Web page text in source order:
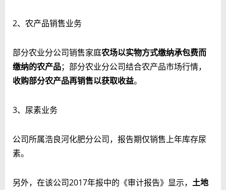
2、农产品销售业务
部分农业分公司销售家庭农场以实物方式缴纳承包费而
缴纳的农产品；部分农业分公司结合农产品市场行情，
收购部分农产品再销售以获取收益。
3、尿素业务
公司所属浩良河化肥分公司，报告期仅销售上年库存尿
素。
另外，在该公司2017年报中的《审计报告》显示， 土地